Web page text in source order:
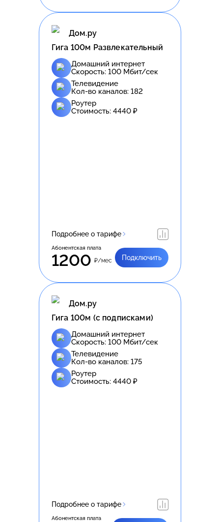
Дом.ру
Гига 100м Развлекательный
Домашний интернет
Скорость: 100 Мбит/сек
Телевидение
Кол-во каналов: 182
Роутер
Стоимость: 4440 ₽
Подробнее о тарифе
Абонентская плата
1200 ₽/мес Подключить
Дом.ру
Гига 100м (с подписками)
Домашний интернет
Скорость: 100 Мбит/сек
Телевидение
Кол-во каналов: 175
Роутер
Стоимость: 4440 ₽
Подробнее о тарифе
Абонентская плата